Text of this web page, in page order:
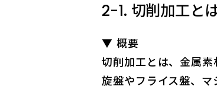
2-1. 切削加工と
▼ 概要
切削加工とは、金属
旋盤やフライス盤、